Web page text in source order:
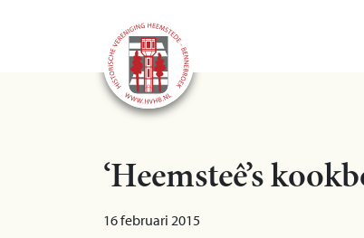
‘Heemsteê’s
16 februari 2015